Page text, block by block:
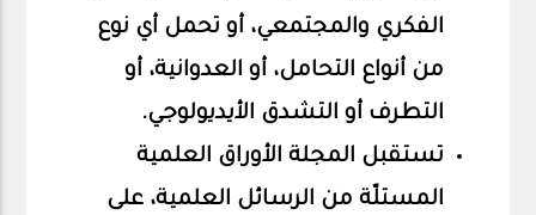
الفكري والمجتمعي، أو تحمل أي نوع
من أنواع التحامل، أو العدوانية، أو
التطرف أو التشدق الأيديولوجي.
تستقبل المجلة الأوراق العلمية
المستلّة من الرسائل العلمية، على